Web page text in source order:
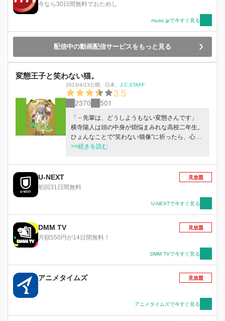
今なら30日間無料でおためし
music.jpで今すぐ見る
配信中の動画配信サービスをもっと見る
変態王子と笑わない猫。
2013/4/13公開 日本 J.C.STAFF
3.5
2370 501
「－先輩は、どうしようもない変態さんです」
横寺陽人は頭の中身が煩悩まみれな高校二年生。
ひょんなことで“笑わない猫像”に祈ったら、心に
思ったことがいつでもどこでも垂れ流しになって
たのは、クールでキュートな無表情娘、筒隠月子
「頭の先から尻尾の終わりまで撫でまわしたくな
る感じの子だなあ」 「変態さんですね」 「ち、
多そうな変態さんですね」 「！！？？」 とにも
かくにも猫像のせいで失われた本音と建前を取り
戻す、爽やか変態×冷ややか少女の青春迷走スト
>>続きを読む
U-NEXT
初回31日間無料
見放題
U-NEXTで今すぐ見る
DMM TV
月額550円が14日間無料！
見放題
DMM TVで今すぐ見る
アニメタイムズ 見放題
アニメタイムズで今すぐ見る